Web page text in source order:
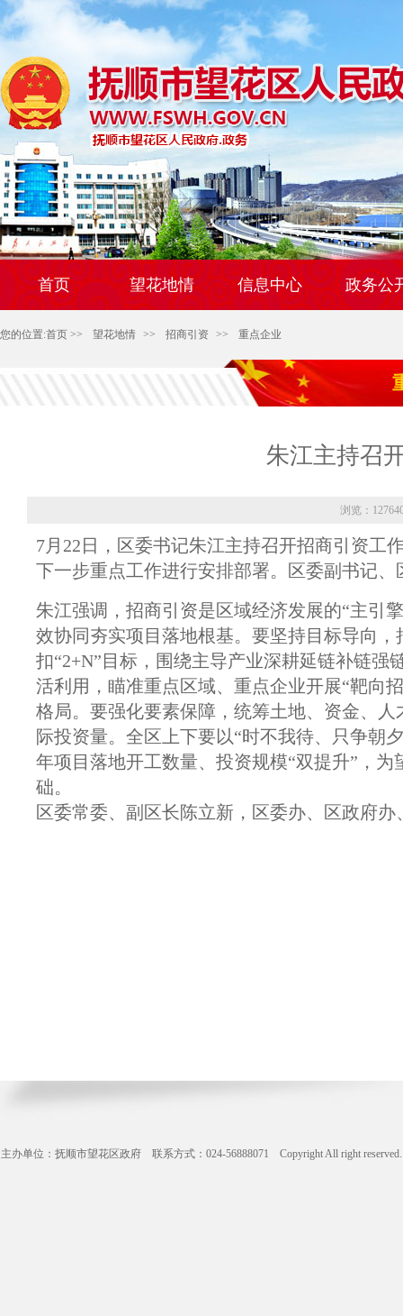
首页 望花地情 信息中心 政务公
您的位置:首页 >> 望花地情 >> 招商引资 >> 重点企业
朱江主持召
浏览：
7月22日，区委书记朱江主持召开招商引资工
下一步重点工作进行安排部署。区委副书记、
朱江强调，招商引资是区域经济发展的“主引
效协同夯实项目落地根基。要坚持目标导向
扣“2+N”目标，围绕主导产业深耕延链补链
活利用，瞄准重点区域、重点企业开展“靶向
格局。要强化要素保障，统筹土地、资金、
际投资量。全区上下要以“时不我待、只争朝
年项目落地开工数量、投资规模“双提升”，
础。
区委常委、副区长陈立新，区委办、区政府
主办单位：抚顺市望花区政府 联系方式：024-56888071 Copyright All right